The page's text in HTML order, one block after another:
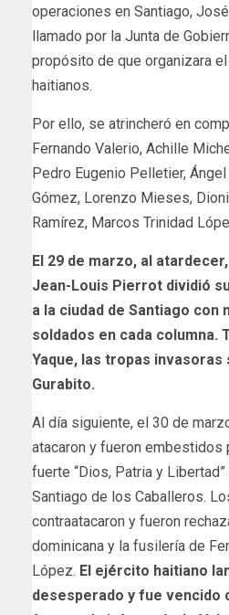
operaciones en Santiago,
llamado por la Junta de
propósito de que organizara
haitianos.
Por ello, se atrincheró en
Fernando Valerio, Achille
Pedro Eugenio Pelletier,
Gómez, Lorenzo Mieses,
Ramírez, Marcos Trinidad
El 29 de marzo, al
Jean-Louis Pierrot dividió
a la ciudad de Santiago con
soldados en cada columna.
Yaque, las tropas
Gurabito.
Al día siguiente, el 30 de
atacaron y fueron embestidos
fuerte “Dios, Patria y
Santiago de los Caballeros.
contraatacaron y fueron
dominicana y la fusilería de
López. El ejército haitiano
desesperado y fue vencido